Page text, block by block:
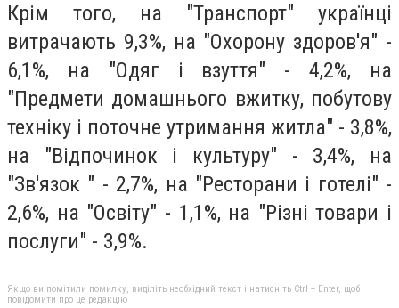
Крім того, на "Транспорт" українці
витрачають 9,3%, на "Охорону здоров'я" -
6,1%, на "Одяг і взуття" - 4,2%, на
"Предмети домашнього вжитку, побутову
техніку і поточне утримання житла" - 3,8%,
на "Відпочинок і культуру" - 3,4%, на
"Зв'язок " - 2,7%, на "Ресторани і готелі" -
2,6%, на "Освіту" - 1,1%, на "Різні товари і
послуги" - 3,9%.
Якщо ви помітили помилку, виділіть необхідний текст і натисніть Ctrl + Enter, щоб
повідомити про це редакцію